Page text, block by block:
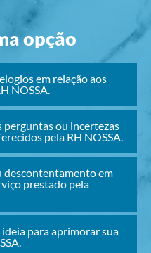
opção
em relação aos
NOSSA.
ou incertezas
pela RH NOSSA.
descontentamento em
prestado pela
para aprimorar sua